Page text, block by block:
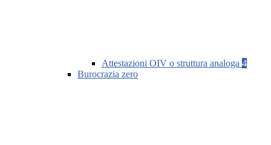
Attestazioni OIV o struttura analoga 4
Burocrazia zero